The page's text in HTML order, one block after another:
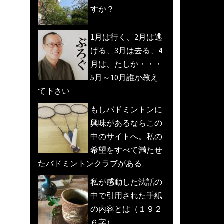
すか？
1月は行く、2月は逃
げる、3月は去る、4
月は、たしか・・・
5月～10月誰か教え
て下さい
もしバドミントンに
興味があるならこの
中のサイトへ。私の
希望をすべて満たせ
たバドミントンクラブがある
私が感動した法話の
中で引用された手紙
の内容とは（１９２